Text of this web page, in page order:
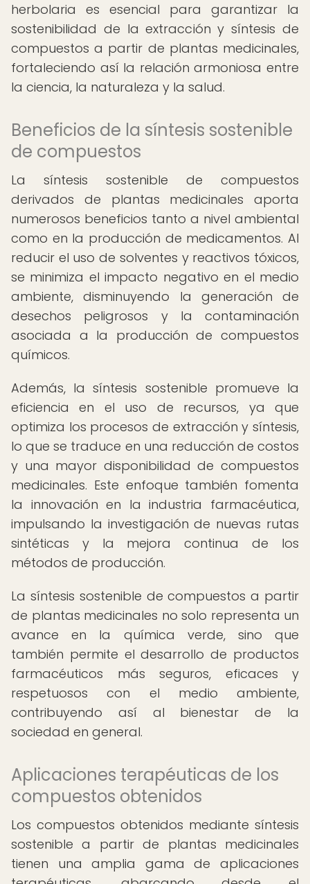
herbolaria es esencial para garantizar la
sostenibilidad de la extracción y síntesis de
compuestos a partir de plantas medicinales,
fortaleciendo así la relación armoniosa entre
la ciencia, la naturaleza y la salud.
Beneficios de la síntesis sostenible
de compuestos
La síntesis sostenible de compuestos
derivados de plantas medicinales aporta
numerosos beneficios tanto a nivel ambiental
como en la producción de medicamentos. Al
reducir el uso de solventes y reactivos tóxicos,
se minimiza el impacto negativo en el medio
ambiente, disminuyendo la generación de
desechos peligrosos y la contaminación
asociada a la producción de compuestos
químicos.
Además, la síntesis sostenible promueve la
eficiencia en el uso de recursos, ya que
optimiza los procesos de extracción y síntesis,
lo que se traduce en una reducción de costos
y una mayor disponibilidad de compuestos
medicinales. Este enfoque también fomenta
la innovación en la industria farmacéutica,
impulsando la investigación de nuevas rutas
sintéticas y la mejora continua de los
métodos de producción.
La síntesis sostenible de compuestos a partir
de plantas medicinales no solo representa un
avance en la química verde, sino que
también permite el desarrollo de productos
farmacéuticos más seguros, eficaces y
respetuosos con el medio ambiente,
contribuyendo así al bienestar de la
sociedad en general.
Aplicaciones terapéuticas de los
compuestos obtenidos
Los compuestos obtenidos mediante síntesis
sostenible a partir de plantas medicinales
tienen una amplia gama de aplicaciones